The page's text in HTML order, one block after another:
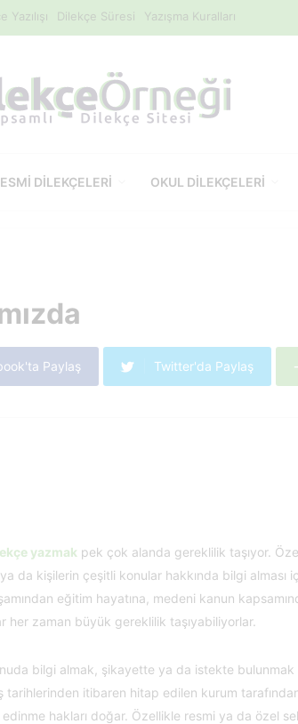
Yazılışı Dilekçe Süresi Yazışma Kuralları
DILEKÇELERI OKUL DILEKÇELERI
Paylaş Twitter'da Paylaş
yazmak pek çok alanda gereklilik taşıyor.
ya da kişilerin çeşitli konular hakkında bilgi alması
eğitim hayatına, medeni kanun
her zaman büyük gereklilik taşıyabiliyorlar.
bilgi almak, şikayette ya da istekte
tarihlerinden itibaren hitap edilen kurum
hakları doğar. Özellikle resmi ya da özel